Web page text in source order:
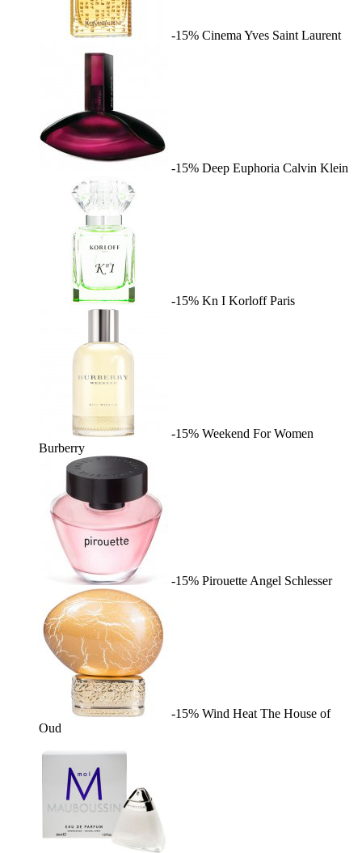
-15% Cinema Yves Saint Laurent
-15% Deep Euphoria Calvin Klein
-15% Kn I Korloff Paris
-15% Weekend For Women
Burberry
-15% Pirouette Angel Schlesser
-15% Wind Heat The House of
Oud